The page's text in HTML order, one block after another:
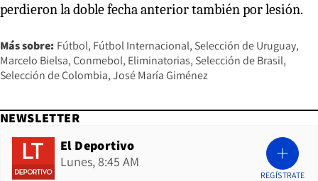
perdieron la doble fecha anterior también por lesión.
Más sobre: Fútbol Fútbol Internacional Selección de Uruguay
Marcelo Bielsa Conmebol Eliminatorias Selección de Brasil
Selección de Colombia José María Giménez
NEWSLETTER
El Deportivo
Lunes, 8:45 AM
REGÍSTRATE